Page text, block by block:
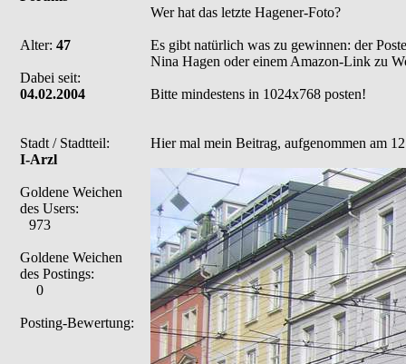
Alter: 47
Dabei seit:
04.02.2004
Stadt / Stadtteil:
I-Arzl
Goldene Weichen
des Users:
973
Goldene Weichen
des Postings:
0
Posting-Bewertung:
Wer hat das letzte Hagener-Foto?
Es gibt natürlich was zu gewinnen: der
Nina Hagen oder einem Amazon-Link zu
Bitte mindestens in 1024x768 posten!
Hier mal mein Beitrag, aufgenommen am